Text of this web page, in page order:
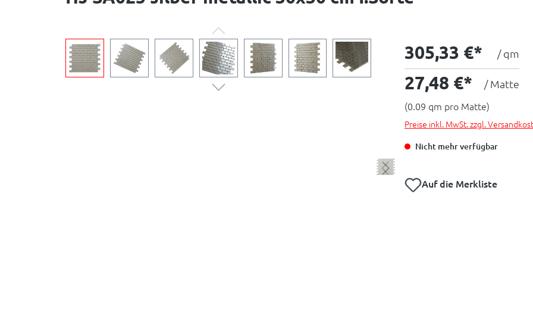
305,33 €* / qm
27,48 €* / Matte
(0.09 qm pro Matte)
Preise inkl. MwSt. zzgl.
Nicht mehr verfügbar
Auf die Merkliste